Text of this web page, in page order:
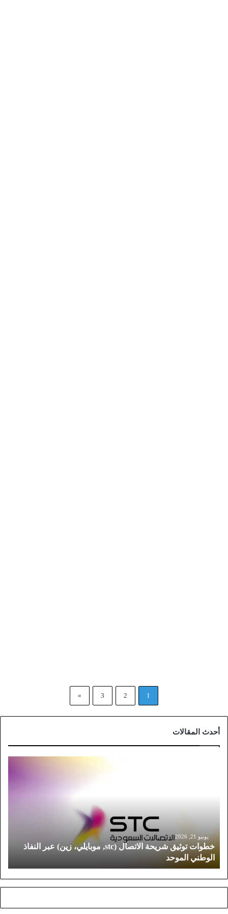
1
2
3
»
أحدث المقالات
و
ش
ر
يونيو 21, 2026
خطوات توثيق شريحة الاتصال (stc, موبايلي، زين) عبر النفاذ
الوطني الموحد